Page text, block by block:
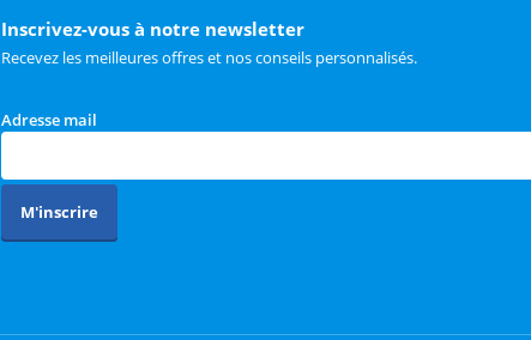
Inscrivez-vous à notre newsletter
Recevez les meilleures offres et nos conseils personnalisés.
Adresse mail
M'inscrire